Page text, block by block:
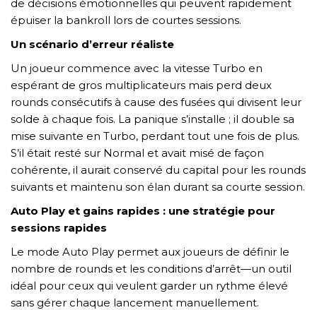
de décisions émotionnelles qui peuvent rapidement
épuiser la bankroll lors de courtes sessions.
Un scénario d’erreur réaliste
Un joueur commence avec la vitesse Turbo en
espérant de gros multiplicateurs mais perd deux
rounds consécutifs à cause des fusées qui divisent leur
solde à chaque fois. La panique s’installe ; il double sa
mise suivante en Turbo, perdant tout une fois de plus.
S’il était resté sur Normal et avait misé de façon
cohérente, il aurait conservé du capital pour les rounds
suivants et maintenu son élan durant sa courte session.
Auto Play et gains rapides : une stratégie pour
sessions rapides
Le mode Auto Play permet aux joueurs de définir le
nombre de rounds et les conditions d’arrêt—un outil
idéal pour ceux qui veulent garder un rythme élevé
sans gérer chaque lancement manuellement.